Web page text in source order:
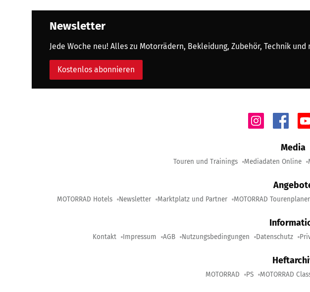
Newsletter
Jede Woche neu! Alles zu Motorrädern, Bekleidung, Zubehör, Technik
Kostenlos abonnieren
Media
Touren und Trainings Mediadaten Online
MOTORRAD Hotels Newsletter Marktplatz und Partner MOTORRAD Tourenplaner
Kontakt Impressum AGB Nutzungsbedingungen Datenschutz
MOTORRAD PS MOTORRAD